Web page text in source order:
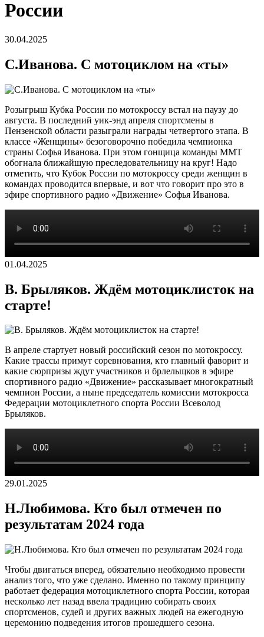
России
30.04.2025
С.Иванова. С мотоциклом на «ты»
Розыгрыш Кубка России по мотокроссу встал на паузу до
августа. В последний уик-энд апреля спортсмены в
Пензенской области разыграли награды четвертого этапа. В
классе «Женщины» безоговорочно победила чемпионка
страны Софья Иванова. При этом гонщица команды ММТ
обогнала ближайшую преследовательницу на круг! Надо
отметить, что Кубок России по мотокроссу среди женщин в
командах проводится впервые, и вот что говорит про это в
эфире спортивного радио «Движение» Софья Иванова.
01.04.2025
В. Брыляков. Ждём мотоциклисток на
старте!
В апреле стартует новый российский сезон по мотокроссу.
Какие трассы примут соревнования, кто главный фаворит и
какие сюрпризы ждут участников и брлельщков в эфире
спортивного радио «Движение» рассказывает многократный
чемпион России, а ныне председатель комиссии мотокросса
Федерации мотоциклетного спорта России Всеволод
Брыляков.
29.01.2025
Н.Любимова. Кто был отмечен по
результатам 2024 года
Чтобы двигаться вперед, обязательно необходимо провести
анализ того, что уже сделано. Именно по такому принципу
работает федерация мотоциклетного спорта России, которая
несколько лет назад ввела традицию собирать своих
спортсменов, судей и других важных людей на ежегодную
церемонию подведения итогов прошедшего сезона.